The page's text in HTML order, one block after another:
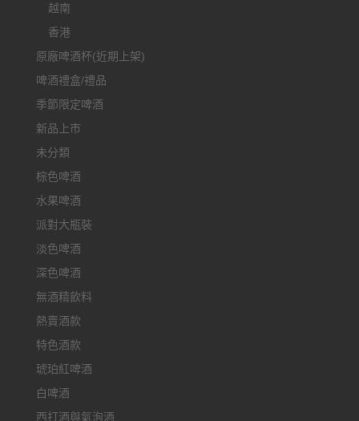
越南
香港
原廠啤酒杯(近期上架)
啤酒禮盒/禮品
季節限定啤酒
新品上市
未分類
棕色啤酒
水果啤酒
派對大瓶裝
淡色啤酒
深色啤酒
無酒精飲料
熱賣酒款
特色酒款
琥珀紅啤酒
白啤酒
西打酒與氣泡酒